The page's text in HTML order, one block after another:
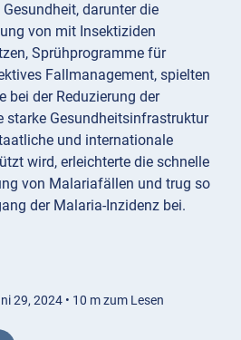
darunter die
von mit Insektiziden
Sprühprogramme für
Fallmanagement, spielten
bei der Reduzierung der
starke Gesundheitsinfrastruktur
und internationale
wird, erleichterte die schnelle
von Malariafällen und trug so
der Malaria-Inzidenz bei.
29, 2024 • 10 m zum Lesen